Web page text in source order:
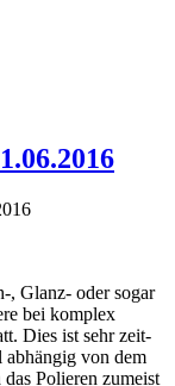
, Glanz- oder sogar
bei komplex
Dies ist sehr zeit-
von dem
Polieren zumeist